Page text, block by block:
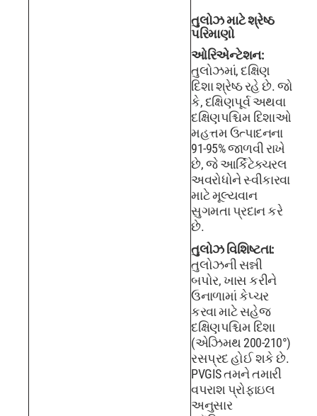
તુલોઝ માટે શ્રેષ્ઠ
પરિમાણો
ઓરિએન્ટેશન:
તુલોઝમાં, દક્ષિણ
દિશા શ્રેષ્ઠ રહે છે. જો
કે, દક્ષિણપૂર્વ અથવા
દક્ષિણપશ્ચિમ દિશાઓ
મહત્તમ ઉત્પાદનના
91-95% જાળવી રાખે
છે, જે આર્કિટેક્ચરલ
અવરોધોને સ્વીકારવા
માટે મૂલ્યવાન
સુગમતા પ્રદાન કરે
છે.
તુલોઝ વિશિષ્ટતા:
તુલોઝની સન્ની
બપોર, ખાસ કરીને
ઉનાળામાં કેપ્ચર
કરવા માટે સહેજ
દક્ષિણપશ્ચિમ દિશા
(એઝિમથ 200-210°)
રસપ્રદ હોઈ શકે છે.
PVGIS તમને તમારી
વપરાશ પ્રોફાઇલ
અનુસાર